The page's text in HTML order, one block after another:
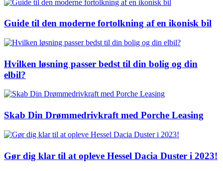
Guide til den moderne fortolkning af en ikonisk bil
Hvilken løsning passer bedst til din bolig og din
elbil?
Skab Din Drømmedrivkraft med Porche Leasing
Gør dig klar til at opleve Hessel Dacia Duster i 2023!